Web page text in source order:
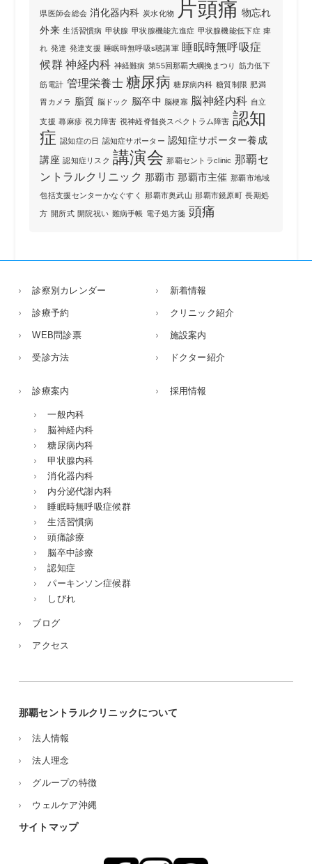
県医師会総会 消化器内科 炭水化物 片頭痛 物忘れ
外来 生活習慣病 甲状腺 甲状腺機能亢進症 甲状腺機能低下症 痺
れ 発達 発達支援 睡眠時無呼吸s聴講軍 睡眠時無呼吸症
候群 神経内科 神経難病 第55回那覇大綱挽まつり 筋力低下
筋電計 管理栄養士 糖尿病 糖尿病内科 糖質制限 肥満
胃カメラ 脂質 脳ドック 脳卒中 脳梗塞 脳神経内科 自立
支援 蕁麻疹 視力障害 視神経脊髄炎スペクトラム障害 認知
症 認知症の日 認知症サポーター 認知症サポーター養成
講座 認知症リスク 講演会 那覇セントラclinic 那覇セ
ントラルクリニック 那覇市 那覇市主催 那覇市地域
包括支援センターかなぐすく 那覇市奥武山 那覇市鏡原町 長期処
方 開所式 開院祝い 難病手帳 電子処方箋 頭痛
診察別カレンダー
診療予約
WEB問診票
受診方法
新着情報
クリニック紹介
施設案内
ドクター紹介
診療案内
一般内科
脳神経内科
糖尿病内科
甲状腺内科
消化器内科
内分泌代謝内科
睡眠時無呼吸症候群
生活習慣病
頭痛診療
脳卒中診療
認知症
パーキンソン症候群
しびれ
ブログ
アクセス
採用情報
那覇セントラルクリニックについて
法人情報
法人理念
グループの特徴
ウェルケア沖縄
サイトマップ